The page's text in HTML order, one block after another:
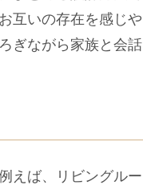
互いの存在を感じや
ぎながら家族と会話
えば、リビングルー